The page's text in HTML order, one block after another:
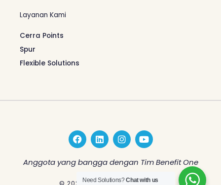
Layanan Kami
Cerra Points
Spur
Flexible Solutions
F
a
c
e
L
i
n
k
e
d
I
n
s
t
a
g
Y
o
u
t
b
Anggota yang bangga dengan Tim Benefit One
Need Solutions?Chat with us